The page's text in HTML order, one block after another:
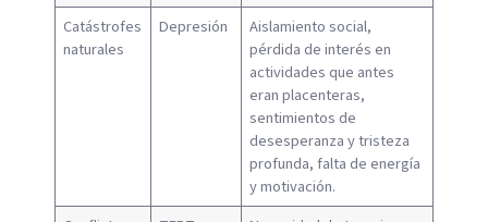
Catástrofes
naturales
Depresión
Aislamiento social,
pérdida de interés en
actividades que antes
eran placenteras,
sentimientos de
desesperanza y tristeza
profunda, falta de energía
y motivación.